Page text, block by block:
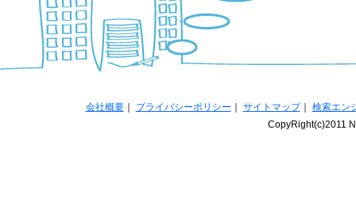
会社概要｜ プライバシーポリシー サイトマップ｜ 検索エン
CopyRight(c)2011